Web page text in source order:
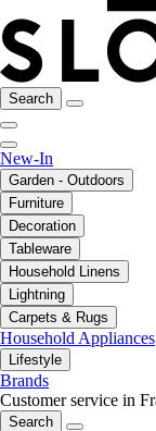
Search
New-In
Garden - Outdoors
Furniture
Decoration
Tableware
Household Linens
Lightning
Carpets & Rugs
Household Appliances
Lifestyle
Brands
Customer service in
Search